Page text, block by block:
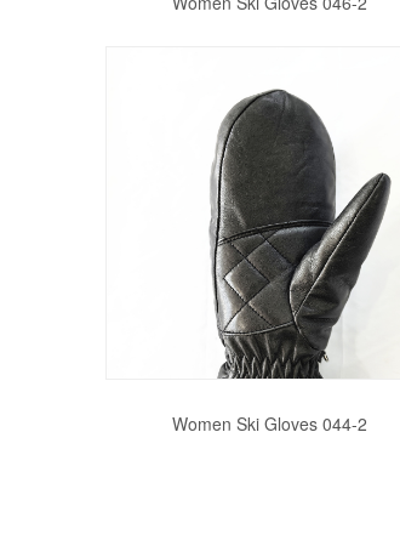
Women Ski Gloves 044-2